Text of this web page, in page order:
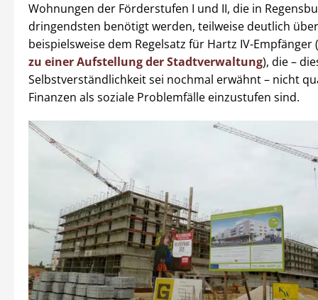
Wohnungen der Förderstufen I und II, die in
dringendsten benötigt werden, teilweise deutlich über
beispielsweise dem Regelsatz für Hartz IV-Empfänger (
zu einer Aufstellung der Stadtverwaltung), die –
Selbstverständlichkeit sei nochmal erwähnt – nicht
Finanzen als soziale Problemfälle einzustufen sind.